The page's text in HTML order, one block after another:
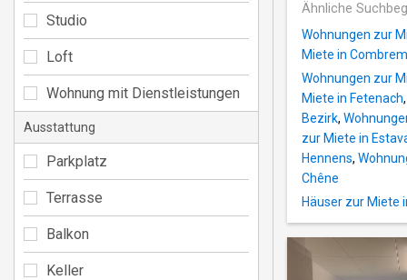
Ähnliche
Wohnungen zur
Miete in
Wohnungen zur
Miete in Fetenach,
Bezirk,
zur Miete in
Hennens,
Chêne
Häuser zur Miete
Studio
Loft
Wohnung mit Dienstleistungen
Ausstattung
Parkplatz
Terrasse
Balkon
Keller